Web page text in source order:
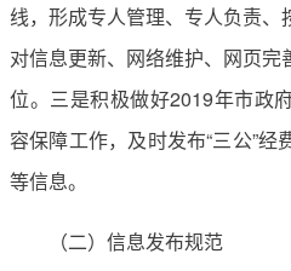
线，形成专人管理、专人负责、
对信息更新、网络维护、网页
位。三是积极做好2019年市政
容保障工作，及时发布“三公”
等信息。
（二）信息发布规范